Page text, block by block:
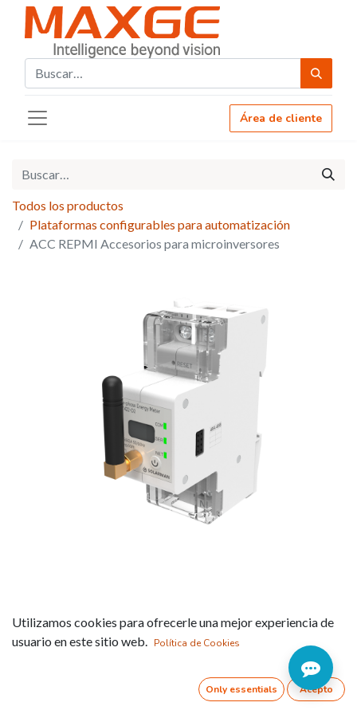
Área de cliente
Todos los productos
Plataformas configurables para automatización
ACC REPMI Accesorios para microinversores
ACC REPMI Accesorios
para microinversores
Utilizamos cookies para ofrecerle una mejor experiencia de
usuario en este sitio web. Política de Cookies
Only essentials Acepto